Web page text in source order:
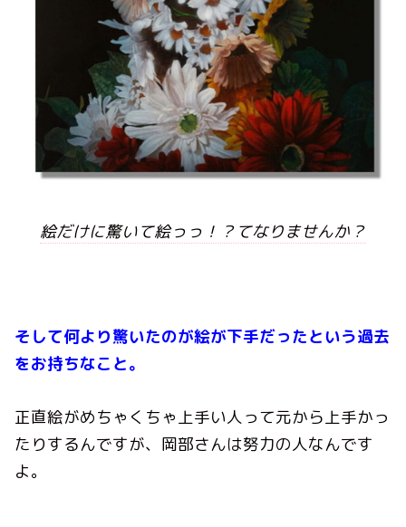
絵だけに驚いて絵っっ！？てなりませんか？
そして何より驚いたのが絵が下手だったという過去
をお持ちなこと。
正直絵がめちゃくちゃ上手い人って元から上手かっ
たりするんですが、岡部さんは努力の人なんです
よ。